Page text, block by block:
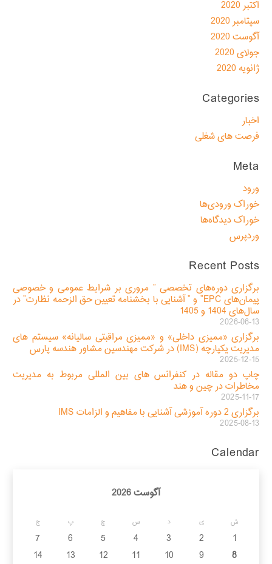
اکتبر 2020
سپتامبر 2020
آگوست 2020
جولای 2020
ژانویه 2020
Categories
اخبار
فرصت های شغلی
Meta
ورود
خوراک ورودی‌ها
خوراک دیدگاه‌ها
وردپرس
Recent Posts
برگزاری دوره‌های تخصصی ” مروری بر شرایط عمومی و خصوصی
پیمان‌های EPC” و ” آشنایی با بخشنامه تعیین حق الزحمه نظارت” در
سال‌های 1404 و 1405
2026-06-13
برگزاری «ممیزی داخلی» و «ممیزی مراقبتی سالیانه» سیستم های
مدیریت یکپارچه (IMS) در شرکت مهندسین مشاور هندسه پارس
2025-12-15
چاپ دو مقاله در کنفرانس های بین المللی مربوط به مدیریت
مخاطرات در چین و هند
2025-11-17
برگزاری 2 دوره آموزشی آشنایی با مفاهیم و الزامات IMS
2025-08-13
Calendar
آگوست 2026
ش ی د س چ پ ج
1
2
3
4
5
6
7
8
9
10
11
12
13
14